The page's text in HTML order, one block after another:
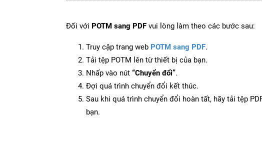
Đối với POTM sang PDF vui lòng làm theo các bước sau:
Truy cập trang web POTM sang PDF.
Tải tệp POTM lên từ thiết bị của bạn.
Nhấp vào nút “Chuyển đổi”.
Đợi quá trình chuyển đổi kết thúc.
Sau khi quá trình chuyển đổi hoàn tất, hãy tải tệp
bạn.